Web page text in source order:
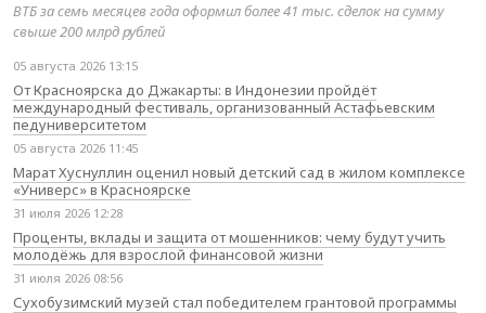
ВТБ за семь месяцев года оформил более 41 тыс. сделок на сумму
свыше 200 млрд рублей
05 августа 2026 13:15
От Красноярска до Джакарты: в Индонезии пройдёт
международный фестиваль, организованный Астафьевским
педуниверситетом
05 августа 2026 11:45
Марат Хуснуллин оценил новый детский сад в жилом комплексе
«Универс» в Красноярске
31 июля 2026 12:28
Проценты, вклады и защита от мошенников: чему будут учить
молодёжь для взрослой финансовой жизни
31 июля 2026 08:56
Сухобузимский музей стал победителем грантовой программы